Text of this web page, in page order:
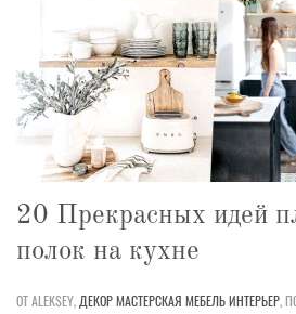
20 Прекрасных идей
полок на кухне
ОТ ALEKSEY, ДЕКОРМАСТЕРСКАЯ МЕБЕЛЬИНТЕРЬЕР,